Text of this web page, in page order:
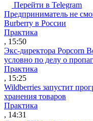
Перейти в Telegram
Предприниматель не
Burberry в России
Практика
, 15:50
Экс-директора Popcorn
условно по делу о
Практика
, 15:25
Wildberries запустит
хранения товаров
Практика
, 14:31